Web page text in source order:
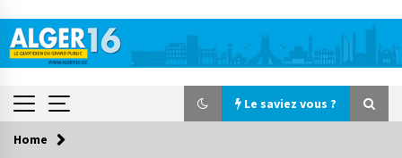
content
Le saviez vous ?
Le saviez vous ?
Home